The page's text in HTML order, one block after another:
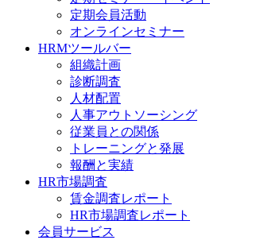
定期会員活動
オンラインセミナー
HRMツールバー
組織計画
診断調査
人材配置
人事アウトソーシング
従業員との関係
トレーニングと発展
報酬と実績
HR市場調査
賃金調査レポート
HR市場調査レポート
会員サービス